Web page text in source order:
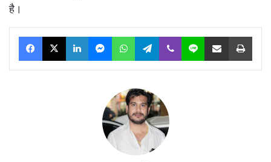
है।
Facebook
X LinkedInMessengerWhatsAppTelegram
Viber Line Share via Email Print